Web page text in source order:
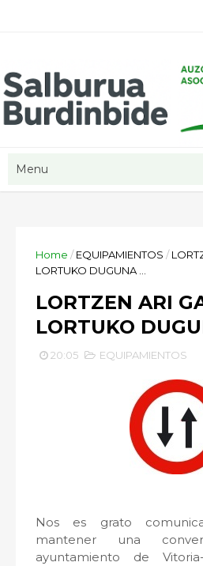
Home / EQUIPAMIENTOS /
LORTUKO DUGUNA ...
LORTZEN ARI
LORTUKO
20:05 EQUIPAMIENTOS
Nos es grato
mantener una
ayuntamiento de